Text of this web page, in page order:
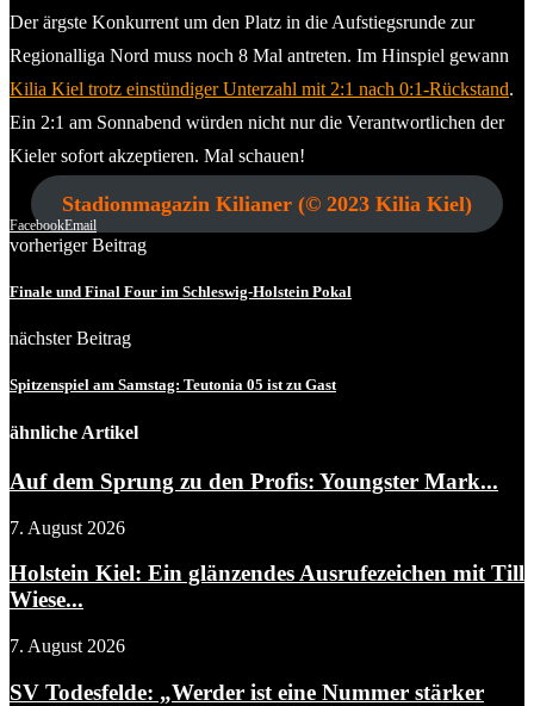
Der ärgste Konkurrent um den Platz in die Aufstiegsrunde zur
Regionalliga Nord muss noch 8 Mal antreten. Im Hinspiel gewann
Kilia Kiel trotz einstündiger Unterzahl mit 2:1 nach 0:1-Rückstand.
Ein 2:1 am Sonnabend würden nicht nur die Verantwortlichen der
Kieler sofort akzeptieren. Mal schauen!
Stadionmagazin Kilianer (© 2023 Kilia Kiel)
FacebookEmail
vorheriger Beitrag
Finale und Final Four im Schleswig-Holstein Pokal
nächster Beitrag
Spitzenspiel am Samstag: Teutonia 05 ist zu Gast
ähnliche Artikel
Auf dem Sprung zu den Profis: Youngster Mark...
7. August 2026
Holstein Kiel: Ein glänzendes Ausrufezeichen mit Till
Wiese...
7. August 2026
SV Todesfelde: „Werder ist eine Nummer stärker